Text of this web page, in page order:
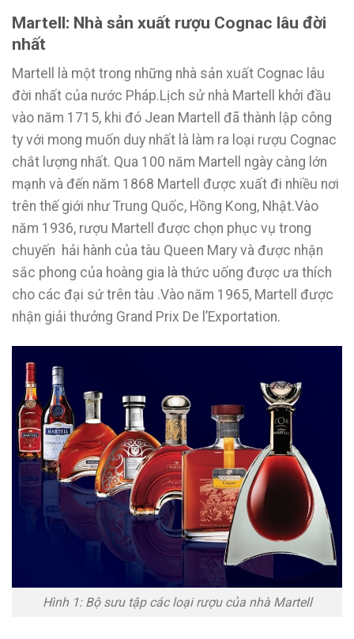
Martell: Nhà sản xuất rượu Cognac lâu đời
nhất
Martell là một trong những nhà sản xuất Cognac lâu
đời nhất của nước Pháp.Lịch sử nhà Martell khởi đầu
vào năm 1715, khi đó Jean Martell đã thành lập công
ty với mong muốn duy nhất là làm ra loại rượu Cognac
chắt lượng nhất. Qua 100 năm Martell ngày càng lớn
mạnh và đến năm 1868 Martell được xuất đi nhiều nơi
trên thế giới như Trung Quốc, Hồng Kong, Nhật.Vào
năm 1936, rượu Martell được chọn phục vụ trong
chuyến hải hành của tàu Queen Mary và được nhận
sắc phong của hoàng gia là thức uống được ưa thích
cho các đại sứ trên tàu .Vào năm 1965, Martell được
nhận giải thưởng Grand Prix De l’Exportation.
Hình 1: Bộ sưu tập các loại rượu của nhà Martell